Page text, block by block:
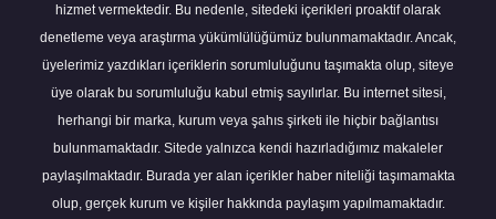
hizmet vermektedir. Bu nedenle, sitedeki içerikleri proaktif olarak
denetleme veya araştırma yükümlülüğümüz bulunmamaktadır. Ancak,
üyelerimiz yazdıkları içeriklerin sorumluluğunu taşımakta olup, siteye
üye olarak bu sorumluluğu kabul etmiş sayılırlar. Bu internet sitesi,
herhangi bir marka, kurum veya şahıs şirketi ile hiçbir bağlantısı
bulunmamaktadır. Sitede yalnızca kendi hazırladığımız makaleler
paylaşılmaktadır. Burada yer alan içerikler haber niteliği taşımamakta
olup, gerçek kurum ve kişiler hakkında paylaşım yapılmamaktadır.